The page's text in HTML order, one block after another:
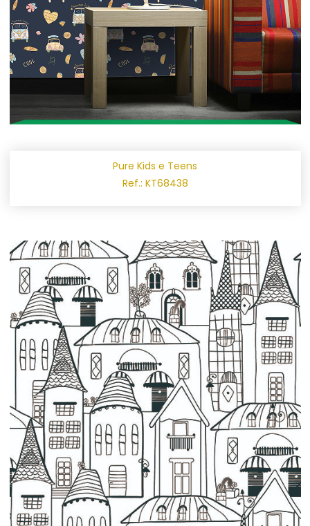
Pure Kids e Teens
Ref.: KT68438